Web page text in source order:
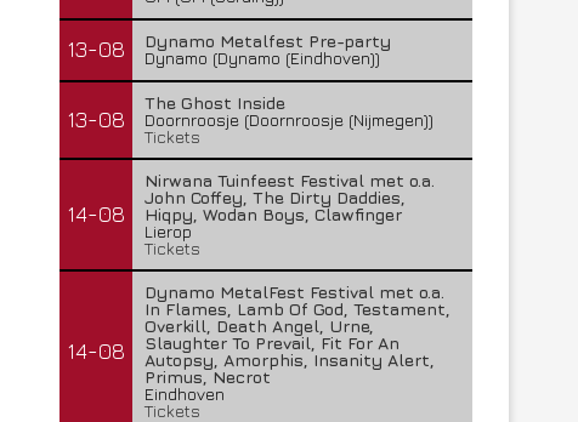
13-08
Dynamo Metalfest Pre-party
Dynamo (Dynamo (Eindhoven))
13-08
The Ghost Inside
Doornroosje (Doornroosje (Nijmegen))
Tickets
14-08
Nirwana Tuinfeest Festival met o.a.
John Coffey, The Dirty Daddies,
Hiqpy, Wodan Boys, Clawfinger
Lierop
Tickets
14-08
Dynamo MetalFest Festival met o.a.
In Flames, Lamb Of God, Testament,
Overkill, Death Angel, Urne,
Slaughter To Prevail, Fit For An
Autopsy, Amorphis, Insanity Alert,
Primus, Necrot
Eindhoven
Tickets